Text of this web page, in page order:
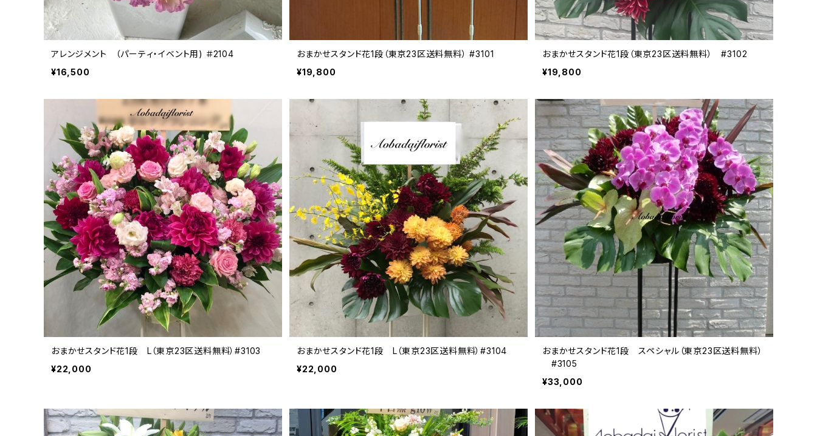
アレンジメント （パーティ・イベント用) ＃2104
¥16,500
おまかせスタンド花1段（東京23区送料無料） #3101
¥19,800
おまかせスタンド花1段（東京23区送料無料） #3102
¥19,800
おまかせスタンド花1段 L（東京23区送料無料）#3103
¥22,000
おまかせスタンド花1段 L（東京23区送料無料）#3104
¥22,000
おまかせスタンド花1段 スペシャル（東京23区送料無料）
#3105
¥33,000